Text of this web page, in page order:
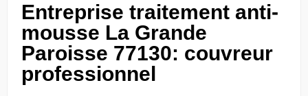
Entreprise traitement anti-
mousse La Grande
Paroisse 77130: couvreur
professionnel